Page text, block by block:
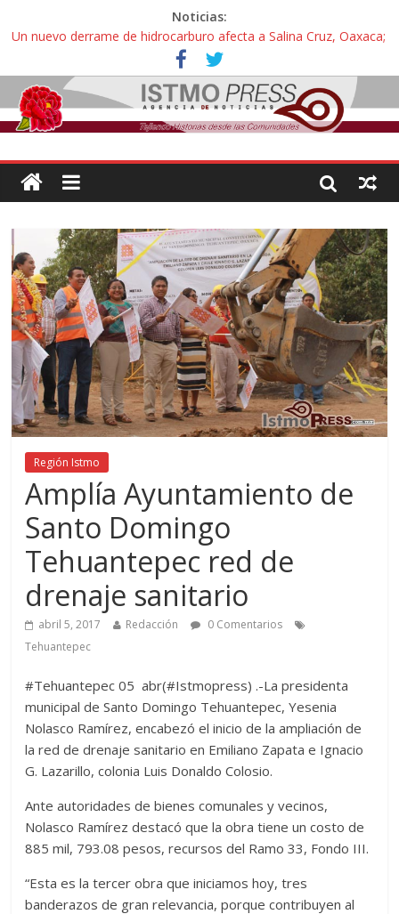
Noticias:
Un nuevo derrame de hidrocarburo afecta a Salina Cruz, Oaxaca;
ahora pescadores de Salinas del Marqués denuncian daños de
Pemex
Ángel, el joven autista expulsado por la Universidad Bienestar de
Ixtepec, Oaxaca vuelve a las aulas tras amparo
Familiares de periodista Alejandro Leyva se reúnen con titular de
intelectuales de su asesinato
Alertan pescadores de Juchitán, Oaxaca de nuevo despojo de su
Pescadores y comuneros ikoots detienen la extracción ilegal de
material pétreo de gravera Oyamel
Región Istmo
Amplía Ayuntamiento de
Santo Domingo
Tehuantepec red de
drenaje sanitario
abril 5, 2017 Redacción
0 Comentarios
Tehuantepec
#Tehuantepec 05 abr(#Istmopress) .-La presidenta
municipal de Santo Domingo Tehuantepec, Yesenia
Nolasco Ramírez, encabezó el inicio de la ampliación de
la red de drenaje sanitario en Emiliano Zapata e Ignacio
G. Lazarillo, colonia Luis Donaldo Colosio.
Ante autoridades de bienes comunales y vecinos,
Nolasco Ramírez destacó que la obra tiene un costo de
885 mil, 793.08 pesos, recursos del Ramo 33, Fondo III.
“Esta es la tercer obra que iniciamos hoy, tres
banderazos de gran relevancia, porque contribuyen al